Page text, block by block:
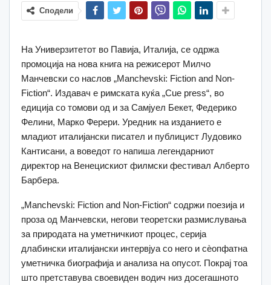
Сподели
На Универзитетот во Павија, Италија, се одржа
промоција на нова книга на режисерот Милчо
Манчевски со наслов „Manchevski: Fiction and Non-
Fiction“. Издавач е римската куќа „Cue press“, во
едиција со томови од и за Самјуел Бекет, Федерико
Фелини, Марко Ферери. Уредник на изданието е
младиот италијански писател и публицист Лудовико
Кантисани, а воведот го напиша легендарниот
директор на Венецискиот филмски фестивал Алберто
Барбера.
„Manchevski: Fiction and Non-Fiction“ содржи поезија и
проза од Манчевски, негови теоретски размислувања
за природата на уметничкиот процес, серија
длабински италијански интервјуа со него и сѐопфатна
уметничка биографија и анализа на опусот. Покрај тоа
што претставува своевиден водич низ досегашното